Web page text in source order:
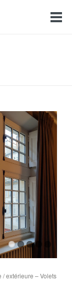
extérieure – Volets